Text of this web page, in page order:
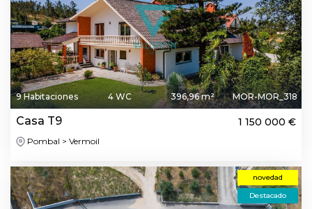
9 Habitaciones 4 WC 396,96 m² MOR-MOR_318
Casa T9 1 150 000 €
Pombal > Vermoil
novedad
Destacado